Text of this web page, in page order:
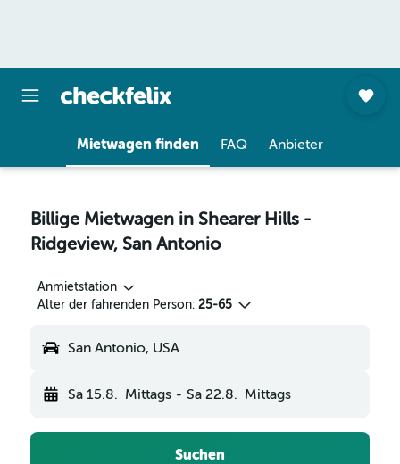
Mietwagen finden FAQ Anbieter
Billige Mietwagen in Shearer Hills -
Ridgeview, San Antonio
Anmietstation
Alter der fahrenden Person: 25-65
San Antonio, USA
Sa 15.8. Mittags - Sa 22.8. Mittags
Suchen